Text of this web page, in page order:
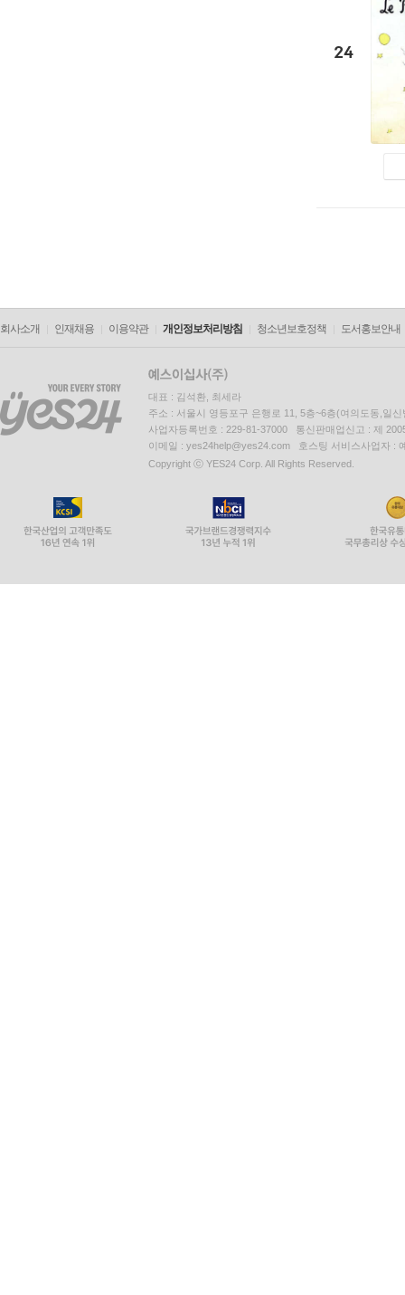
24
회사소개 인재채용 이용약관 개인정보처리방침 청소년보호정책 도서홍보안내
대표 : 김석환, 최세라
주소 : 서울시 영등포구 은행로 11, 5층~6층(여의도동,일신
사업자등록번호 : 229-81-37000 통신판매업신고 : 제
이메일 : yes24help@yes24.com 호스팅 서비스사업자 :
Copyright ⓒ YES24 Corp. All Rights Reserved.